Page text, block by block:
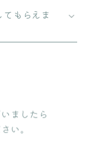
もらえま
ましたら
い。